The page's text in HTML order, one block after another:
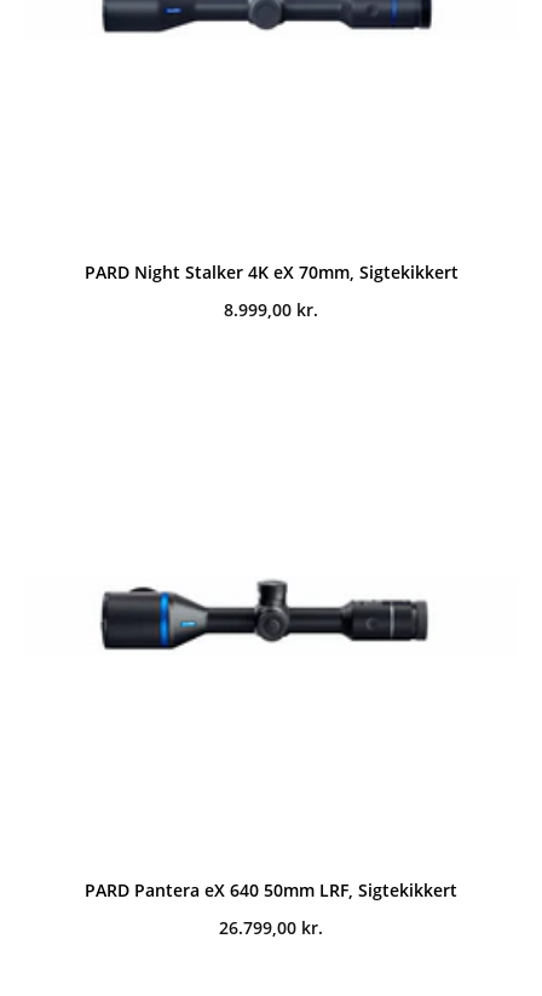
PARD Night Stalker 4K eX 70mm, Sigtekikkert
8.999,00 kr.
PARD Pantera eX 640 50mm LRF, Sigtekikkert
26.799,00 kr.